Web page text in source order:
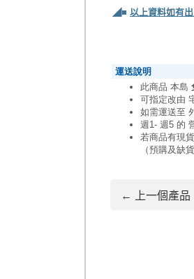
◢■ 以上資料如有
← 上一個產品